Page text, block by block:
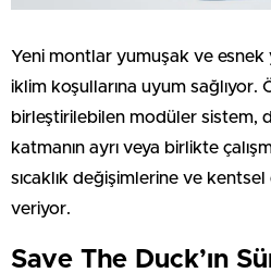
Yeni montlar yumuşak ve esnek
iklim koşullarına uyum sağlıyor.
birleştirilebilen modüler sistem,
katmanın ayrı veya birlikte
sıcaklık değişimlerine ve
veriyor.
Save The Duck’ın